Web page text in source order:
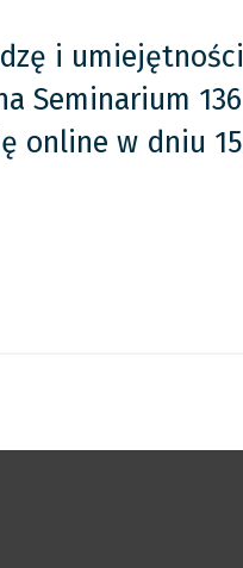
i
Seminarium
online w dniu